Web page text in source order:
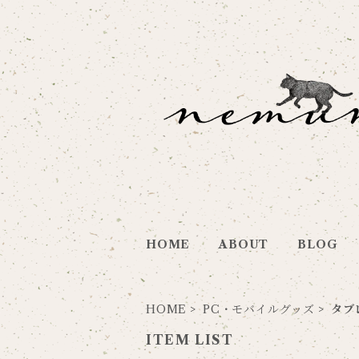
HOME ABOUT BLOG
HOME PC・モバイルグッズ タブ
ITEM LIST